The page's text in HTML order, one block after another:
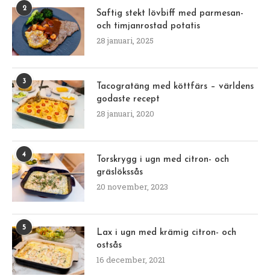
2
Saftig stekt lövbiff med parmesan-
och timjanrostad potatis
28 januari, 2025
3
Tacogratäng med köttfärs – världens
godaste recept
28 januari, 2020
4
Torskrygg i ugn med citron- och
gräslökssås
20 november, 2023
5
Lax i ugn med krämig citron- och
ostsås
16 december, 2021